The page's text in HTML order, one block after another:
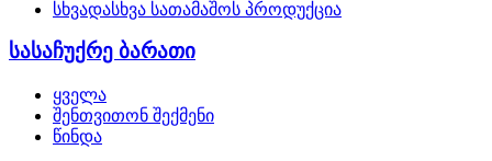
სხვადასხვა სათამაშოს პროდუქცია
სასაჩუქრე ბარათი
ყველა
შენთვითონ შექმენი
წინდა